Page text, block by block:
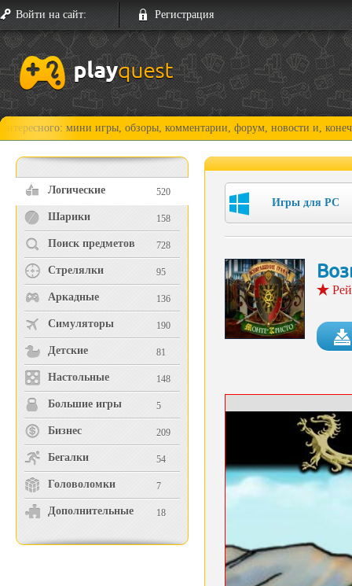
Войти на сайт: Регистрация
мини игры, обзоры, комментарии, форум, новости и, конечно,
Логические 520
Шарики 158
Поиск предметов 728
Стрелялки 95
Аркадные 136
Симуляторы 190
Детские 81
Настольные 148
Большие игры 5
Бизнес 209
Бегалки 54
Головоломки 7
Дополнительные 18
Игры для PC